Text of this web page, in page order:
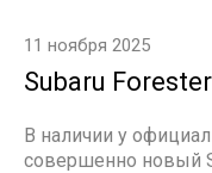
11 ноября 2025
Subaru
В наличии у
совершенно новый